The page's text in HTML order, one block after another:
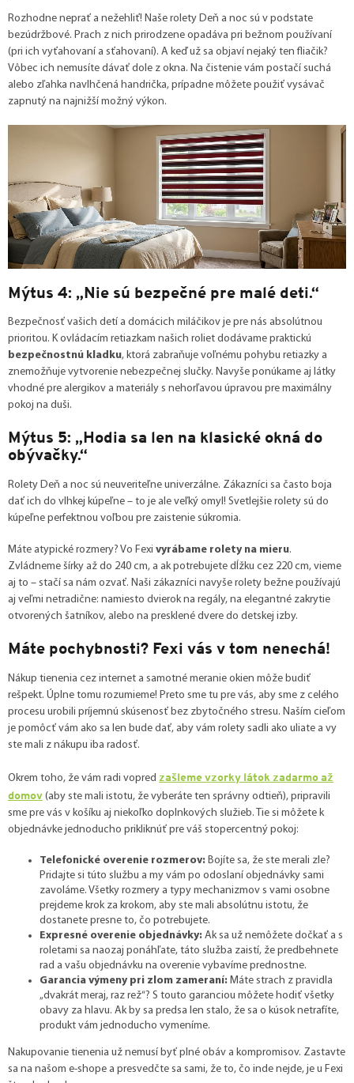
Rozhodne neprať a nežehliť! Naše rolety Deň a noc sú v podstate
bezúdržbové. Prach z nich prirodzene opadáva pri bežnom používaní
(pri ich vyťahovaní a sťahovaní). A keď už sa objaví nejaký ten fliačik?
Vôbec ich nemusíte dávať dole z okna. Na čistenie vám postačí suchá
alebo zľahka navlhčená handrička, prípadne môžete použiť vysávač
zapnutý na najnižší možný výkon.
Mýtus 4: „Nie sú bezpečné pre malé deti.“
Bezpečnosť vašich detí a domácich miláčikov je pre nás absolútnou
prioritou. K ovládacím retiazkam našich roliet dodávame praktickú
bezpečnostnú kladku, ktorá zabraňuje voľnému pohybu retiazky a
znemožňuje vytvorenie nebezpečnej slučky. Navyše ponúkame aj látky
vhodné pre alergikov a materiály s nehorľavou úpravou pre maximálny
pokoj na duši.
Mýtus 5: „Hodia sa len na klasické okná do
obývačky.“
Rolety Deň a noc sú neuveriteľne univerzálne. Zákazníci sa často boja
dať ich do vlhkej kúpeľne – to je ale veľký omyl! Svetlejšie rolety sú do
kúpeľne perfektnou voľbou pre zaistenie súkromia.
Máte atypické rozmery? Vo Fexi vyrábame rolety na mieru.
Zvládneme šírky až do 240 cm, a ak potrebujete dĺžku cez 220 cm, vieme
aj to – stačí sa nám ozvať. Naši zákazníci navyše rolety bežne používajú
aj veľmi netradične: namiesto dvierok na regály, na elegantné zakrytie
otvorených šatníkov, alebo na presklené dvere do detskej izby.
Máte pochybnosti? Fexi vás v tom nenechá!
Nákup tienenia cez internet a samotné meranie okien môže budiť
rešpekt. Úplne tomu rozumieme! Preto sme tu pre vás, aby sme z celého
procesu urobili príjemnú skúsenosť bez zbytočného stresu. Naším cieľom
je pomôcť vám ako sa len bude dať, aby vám rolety sadli ako uliate a vy
ste mali z nákupu iba radosť.
Okrem toho, že vám radi vopred zašleme vzorky látok zadarmo až
domov (aby ste mali istotu, že vyberáte ten správny odtieň), pripravili
sme pre vás v košíku aj niekoľko doplnkových služieb. Tie si môžete k
objednávke jednoducho prikliknúť pre váš stopercentný pokoj:
Telefonické overenie rozmerov: Bojíte sa, že ste merali zle?
Pridajte si túto službu a my vám po odoslaní objednávky sami
zavoláme. Všetky rozmery a typy mechanizmov s vami osobne
prejdeme krok za krokom, aby ste mali absolútnu istotu, že
dostanete presne to, čo potrebujete.
Expresné overenie objednávky: Ak sa už nemôžete dočkať a s
roletami sa naozaj ponáhľate, táto služba zaistí, že predbehnete
rad a vašu objednávku na overenie vybavíme prednostne.
Garancia výmeny pri zlom zameraní: Máte strach z pravidla
„dvakrát meraj, raz rež“? S touto garanciou môžete hodiť všetky
obavy za hlavu. Ak by sa predsa len stalo, že sa o kúsok netrafíte,
produkt vám jednoducho vymeníme.
Nakupovanie tienenia už nemusí byť plné obáv a kompromisov. Zastavte
sa na našom e-shope a presvedčte sa sami, že to, čo inde nejde, je u Fexi